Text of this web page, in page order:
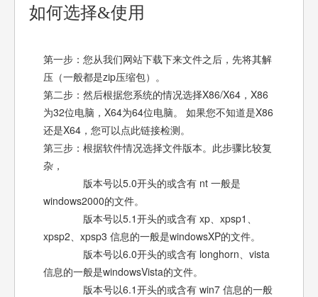
如何选择&使用
第一步：您从我们网站下载下来文件之后，先将其解
压（一般都是zip压缩包）。
第二步：然后根据您系统的情况选择X86/X64，X86
为32位电脑，X64为64位电脑。 如果您不知道是X86
还是X64，您可以点此链接检测。
第三步：根据软件情况选择文件版本。此步骤比较复
杂，
版本号以5.0开头的或含有 nt 一般是
windows2000的文件。
版本号以5.1开头的或含有 xp、xpsp1、
xpsp2、xpsp3 信息的一般是windowsXP的文件。
版本号以6.0开头的或含有 longhorn、vista
信息的一般是windowsVista的文件。
版本号以6.1开头的或含有 win7 信息的一般